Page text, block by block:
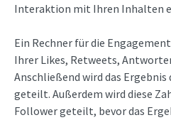
Interaktion mit Ihren Inhalten
Ein Rechner für die
Ihrer Likes, Retweets,
Anschließend wird das Ergebnis
geteilt. Außerdem wird diese
Follower geteilt, bevor das